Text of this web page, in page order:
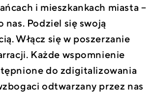
i mieszkankach miasta –
nas. Podziel się swoją
Włącz się w poszerzanie
Każde wspomnienie
do zdigitalizowania
odtwarzany przez nas